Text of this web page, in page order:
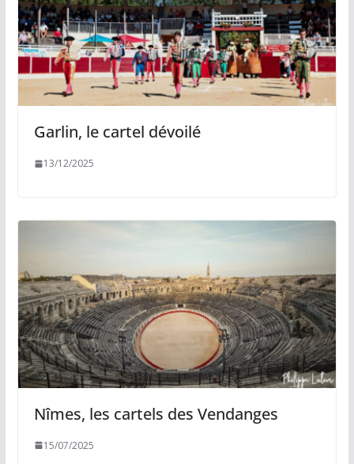
Garlin, le cartel dévoilé
13/12/2025
Nîmes, les cartels des Vendanges
15/07/2025